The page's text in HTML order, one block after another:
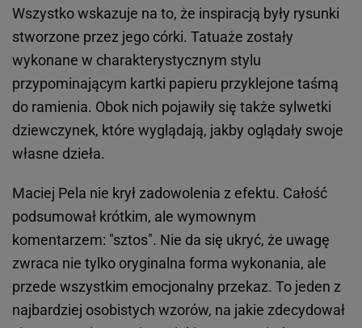
Wszystko wskazuje na to, że inspiracją były rysunki
stworzone przez jego córki. Tatuaże zostały
wykonane w charakterystycznym stylu
przypominającym kartki papieru przyklejone taśmą
do ramienia. Obok nich pojawiły się także sylwetki
dziewczynek, które wyglądają, jakby oglądały swoje
własne dzieła.
Maciej Pela nie krył zadowolenia z efektu. Całość
podsumował krótkim, ale wymownym
komentarzem: "sztos". Nie da się ukryć, że uwagę
zwraca nie tylko oryginalna forma wykonania, ale
przede wszystkim emocjonalny przekaz. To jeden z
najbardziej osobistych wzorów, na jakie zdecydował